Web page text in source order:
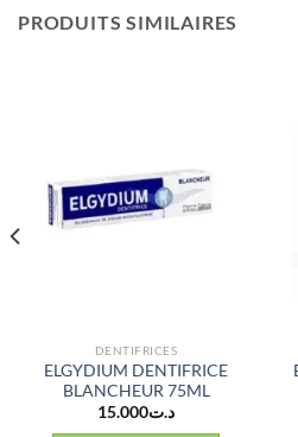
PRODUITS SIMILAIRES
DENTIFRICES
ELGYDIUM DENTIFRICE
BLANCHEUR 75ML
د.ت15.000